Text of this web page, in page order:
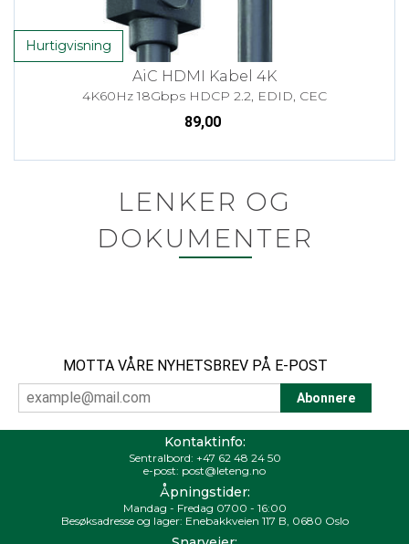
Hurtigvisning
AiC HDMI Kabel 4K
4K60Hz 18Gbps HDCP 2.2, EDID, CEC
89,00
LENKER OG
DOKUMENTER
MOTTA VÅRE NYHETSBREV PÅ E-POST
Kontaktinfo:
Sentralbord: +47 62 48 24 50
e-post: post@leteng.no
Åpningstider:
Mandag - Fredag 0700 - 16:00
Besøksadresse og lager: Enebakkveien 117 B, 0680 Oslo